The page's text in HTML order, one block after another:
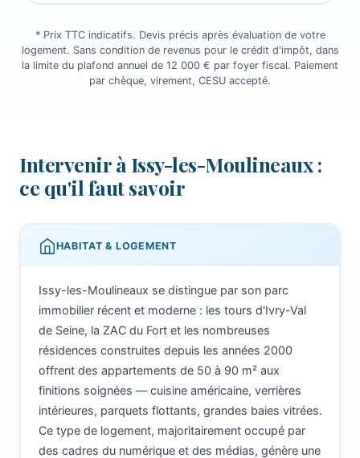
* Prix TTC indicatifs. Devis précis après évaluation de votre
logement. Sans condition de revenus pour le crédit d'impôt, dans
la limite du plafond annuel de 12 000 € par foyer fiscal. Paiement
par chèque, virement, CESU accepté.
Intervenir à Issy-les-Moulineaux :
ce qu'il faut savoir
HABITAT & LOGEMENT
Issy-les-Moulineaux se distingue par son parc
immobilier récent et moderne : les tours d'Ivry-Val
de Seine, la ZAC du Fort et les nombreuses
résidences construites depuis les années 2000
offrent des appartements de 50 à 90 m² aux
finitions soignées — cuisine américaine, verrières
intérieures, parquets flottants, grandes baies vitrées.
Ce type de logement, majoritairement occupé par
des cadres du numérique et des médias, génère une